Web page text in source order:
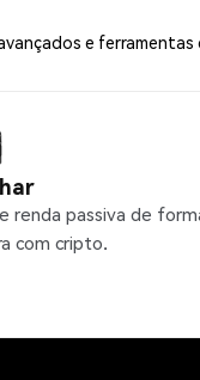
e
renda passiva de
com cripto.